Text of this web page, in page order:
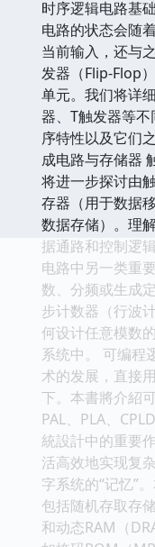
时序逻辑电路基
电路的状态会随
当前输入，还与
发器（Flip-Flop
单元。我们将详
器、T触发器等
序特性以及它们
成电路与存储器
将进一步探讨由
存器（用于数据
数据存储）。理
据通路和控制逻
电路中另一类重
数、分频或生成
步计数器（行波
何设计任意模数
系统中。 可编程
术的发展，直接
下。本書將介紹
PAL、PLA、
統設計中的重要
活高效地实现复
字系统的“记忆”
包括随机存取存
和动态RAM（